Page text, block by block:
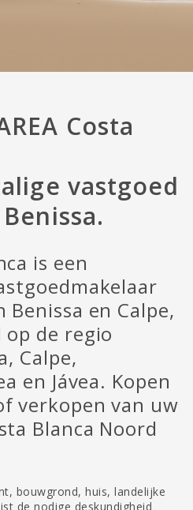
Costa
vastgoed
is een
en Calpe,
de regio
Calpe,
en Jávea. Kopen
verkopen van uw
Blanca Noord
bouwgrond, huis, landelijke
de nodige deskundigheid